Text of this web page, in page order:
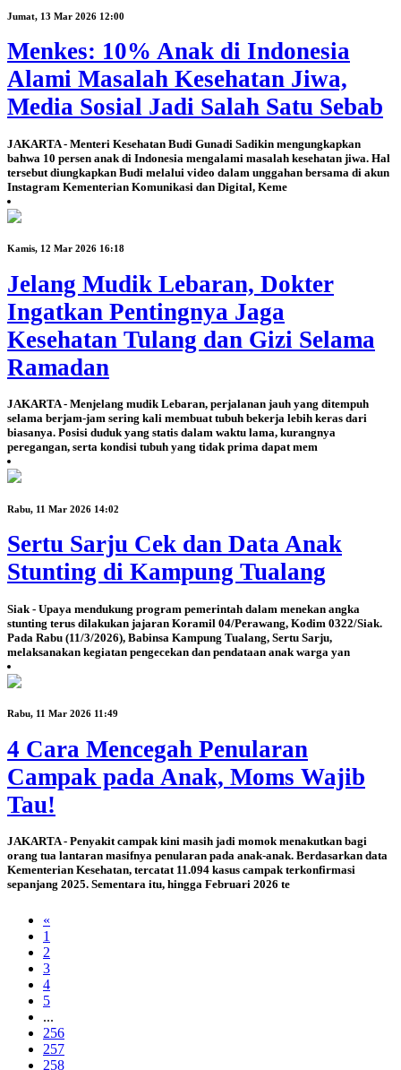
Jumat, 13 Mar 2026 12:00
Menkes: 10% Anak di Indonesia
Alami Masalah Kesehatan Jiwa,
Media Sosial Jadi Salah Satu Sebab
JAKARTA - Menteri Kesehatan Budi Gunadi Sadikin mengungkapkan
bahwa 10 persen anak di Indonesia mengalami masalah kesehatan jiwa. Hal
tersebut diungkapkan Budi melalui video dalam unggahan bersama di akun
Instagram Kementerian Komunikasi dan Digital, Keme
Kamis, 12 Mar 2026 16:18
Jelang Mudik Lebaran, Dokter
Ingatkan Pentingnya Jaga
Kesehatan Tulang dan Gizi Selama
Ramadan
JAKARTA - Menjelang mudik Lebaran, perjalanan jauh yang ditempuh
selama berjam-jam sering kali membuat tubuh bekerja lebih keras dari
biasanya. Posisi duduk yang statis dalam waktu lama, kurangnya
peregangan, serta kondisi tubuh yang tidak prima dapat mem
Rabu, 11 Mar 2026 14:02
Sertu Sarju Cek dan Data Anak
Stunting di Kampung Tualang
Siak - Upaya mendukung program pemerintah dalam menekan angka
stunting terus dilakukan jajaran Koramil 04/Perawang, Kodim 0322/Siak.
Pada Rabu (11/3/2026), Babinsa Kampung Tualang, Sertu Sarju,
melaksanakan kegiatan pengecekan dan pendataan anak warga yan
Rabu, 11 Mar 2026 11:49
4 Cara Mencegah Penularan
Campak pada Anak, Moms Wajib
Tau!
JAKARTA - Penyakit campak kini masih jadi momok menakutkan bagi
orang tua lantaran masifnya penularan pada anak-anak. Berdasarkan data
Kementerian Kesehatan, tercatat 11.094 kasus campak terkonfirmasi
sepanjang 2025. Sementara itu, hingga Februari 2026 te
«
1
2
3
4
5
...
256
257
258